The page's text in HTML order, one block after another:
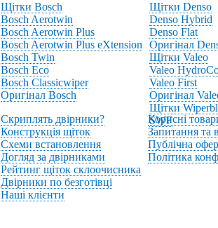
Щітки Bosch
Bosch Aerotwin
Bosch Aerotwin Plus
Bosch Aerotwin Plus eXtension
Bosch Twin
Bosch Eco
Bosch Classicwiper
Оригінал Bosch
Щітки Denso
Denso Hybrid
Denso Flat
Оригінал
Щітки Valeo
Valeo
Valeo First
Оригінал
Щітки
SWF
Скриплять двірники?
Конструкція щіток
Схеми встановлення
Догляд за двірниками
Рейтинг щіток склоочисника
Двірники по безготівці
Наші клієнти
Корисні
Запитання та
Публічна
Політика